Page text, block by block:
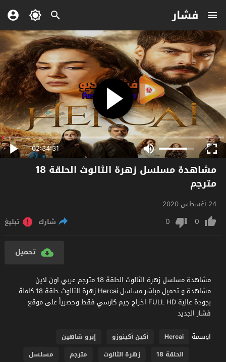
فشار
02:34:31
مشاهدة مسلسل زهرة الثالوث الحلقة 18
مترجم
24 أغسطس 2020
0
0 شارك تبليغ
تحميل
مشاهدة مسلسل زهرة الثالوث الحلقة 18 مترجم عربي اون لاين
مشاهدة و تحميل مباشر مسلسل Hercai زهرة الثالوث حلقة 18 كاملة
بجودة عالية FULL HD اخراج جيم كارسي فقط وحصرياً على موقع
فشار الجديد
اوسمة
Hercai أكين أكينوزو
إبرو شاهين
الحلقة 18
زهرة الثالوث مترجم
مسلسل